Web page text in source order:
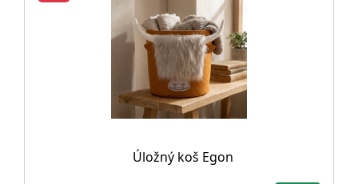
Úložný koš Egon